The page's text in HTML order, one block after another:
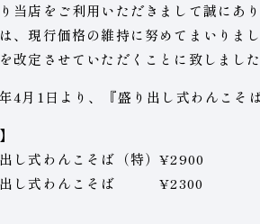
当店をご利用いただきまして誠にあり
、現行価格の維持に努めてまいりま
改定させていただくことに致しました
4月1日より、『盛り出し式わんこそ
し式わんこそば（特）¥2900
し式わんこそば ¥2300